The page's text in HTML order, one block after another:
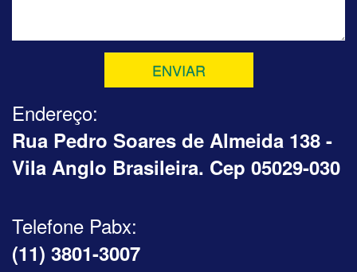
ENVIAR
Endereço:
Rua Pedro Soares de Almeida 138 -
Vila Anglo Brasileira. Cep 05029-030
Telefone Pabx:
(11) 3801-3007